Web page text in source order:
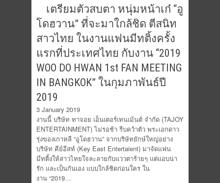
เตรียมตัวสบตา หนุ่มหน้าเก๋ “อู
โดฮวาน” ที่จะมาใกล้ชิด ตีสนิท
สาวไทย ในงานแฟนมีทติ้งครั้ง
แรกที่ประเทศไทย กับงาน “2019
WOO DO HWAN 1st FAN MEETING
IN BANGKOK” ในกุมภาพันธ์ปี
2019
3 January 2019
งานนี้ บริษัท ทาจอย เอ็นเตอร์เทนเม้นต์ จำกัด (TAJOY
ENTERTAINMENT) ไม่รอช้า รีบคว้าตัว พระเอกดาว
รุ่งของเกาหลี “อูโดฮวาน” จากบริษัทยักษ์ใหญ่อย่าง
บริษัท คีย์อีสท์ (Key East Entertaient) มาจัดแฟน
มีทติ้งให้สาวไทยใจละลายกับแววตาร้ายๆ แต่แอบน่า
รัก และเป็นกันเอง แบบใกล้ชิดก่อนใคร ใน
งาน “2019…